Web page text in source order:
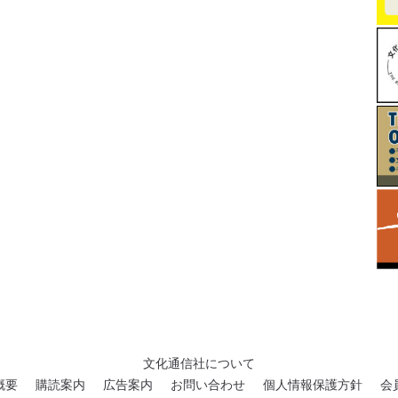
文化通信社について
要
購読案内 広告案内 お問い合わせ 個人情報保護方針 会